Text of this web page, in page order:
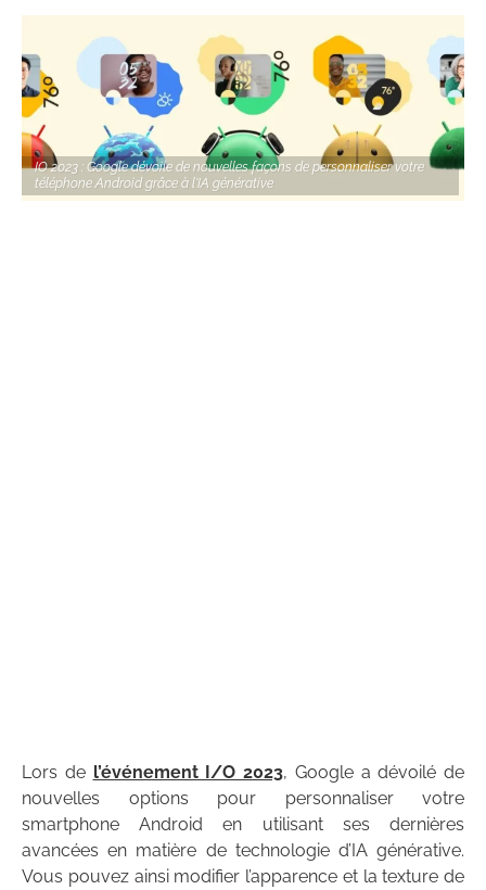
IO 2023 : Google dévoile de nouvelles façons de personnaliser votre
téléphone Android grâce à l'IA générative
Lors de l’événement I/O 2023, Google a dévoilé de
nouvelles options pour personnaliser votre
smartphone Android en utilisant ses dernières
avancées en matière de technologie d’IA générative.
Vous pouvez ainsi modifier l’apparence et la texture de